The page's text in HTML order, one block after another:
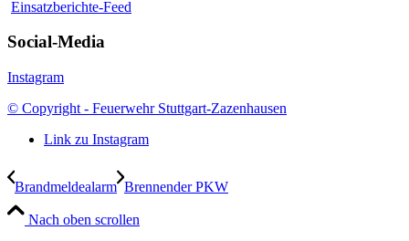
Einsatzberichte-Feed
Social-Media
Instagram
© Copyright - Feuerwehr Stuttgart-Zazenhausen
Link zu Instagram
Brandmeldealarm Brennender PKW
Nach oben scrollen